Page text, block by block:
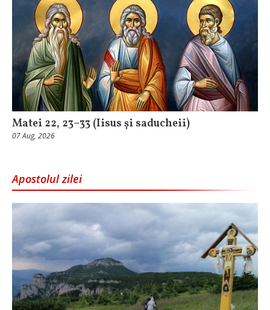
Matei 22, 23–33 (Iisus și saducheii)
07 Aug, 2026
Apostolul zilei